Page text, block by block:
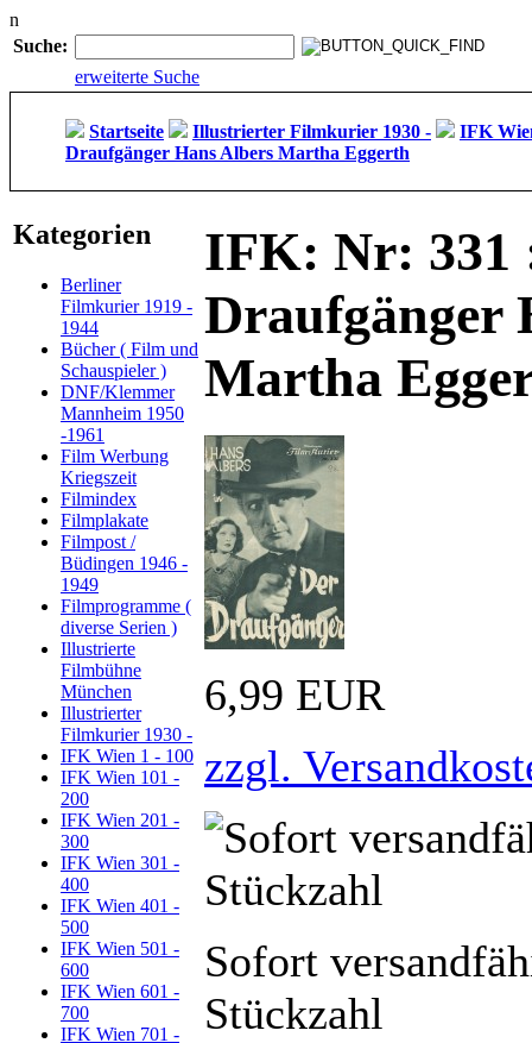
n
Suche:
erweiterte Suche
Startseite Illustrierter Filmkurier 1930 -
IFK
Draufgänger Hans Albers Martha Eggerth
Kategorien
Berliner
Filmkurier 1919 -
1944
Bücher ( Film und
Schauspieler )
DNF/Klemmer
Mannheim 1950
-1961
Film Werbung
Kriegszeit
Filmindex
Filmplakate
Filmpost /
Büdingen 1946 -
1949
Filmprogramme (
diverse Serien )
Illustrierte
Filmbühne
München
Illustrierter
Filmkurier 1930 -
IFK Wien 1 - 100
IFK Wien 101 -
200
IFK Wien 201 -
300
IFK Wien 301 -
400
IFK Wien 401 -
500
IFK Wien 501 -
600
IFK Wien 601 -
700
IFK Wien 701 -
IFK: Nr: 331
Draufgänger
Martha
6,99 EUR
zzgl.
Sofort
Stückzahl